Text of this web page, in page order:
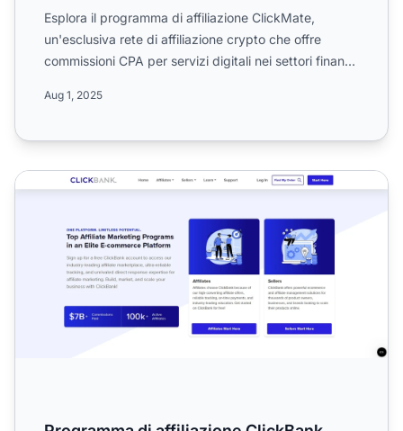
Esplora il programma di affiliazione ClickMate,
un'esclusiva rete di affiliazione crypto che offre
commissioni CPA per servizi digitali nei settori finanza
Aug 1, 2025
Programma di affiliazione ClickBank